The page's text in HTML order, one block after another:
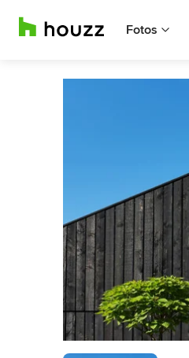
Fotos